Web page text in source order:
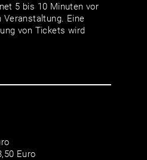
5 bis 10 Minuten vor
Veranstaltung. Eine
von Tickets wird
Euro